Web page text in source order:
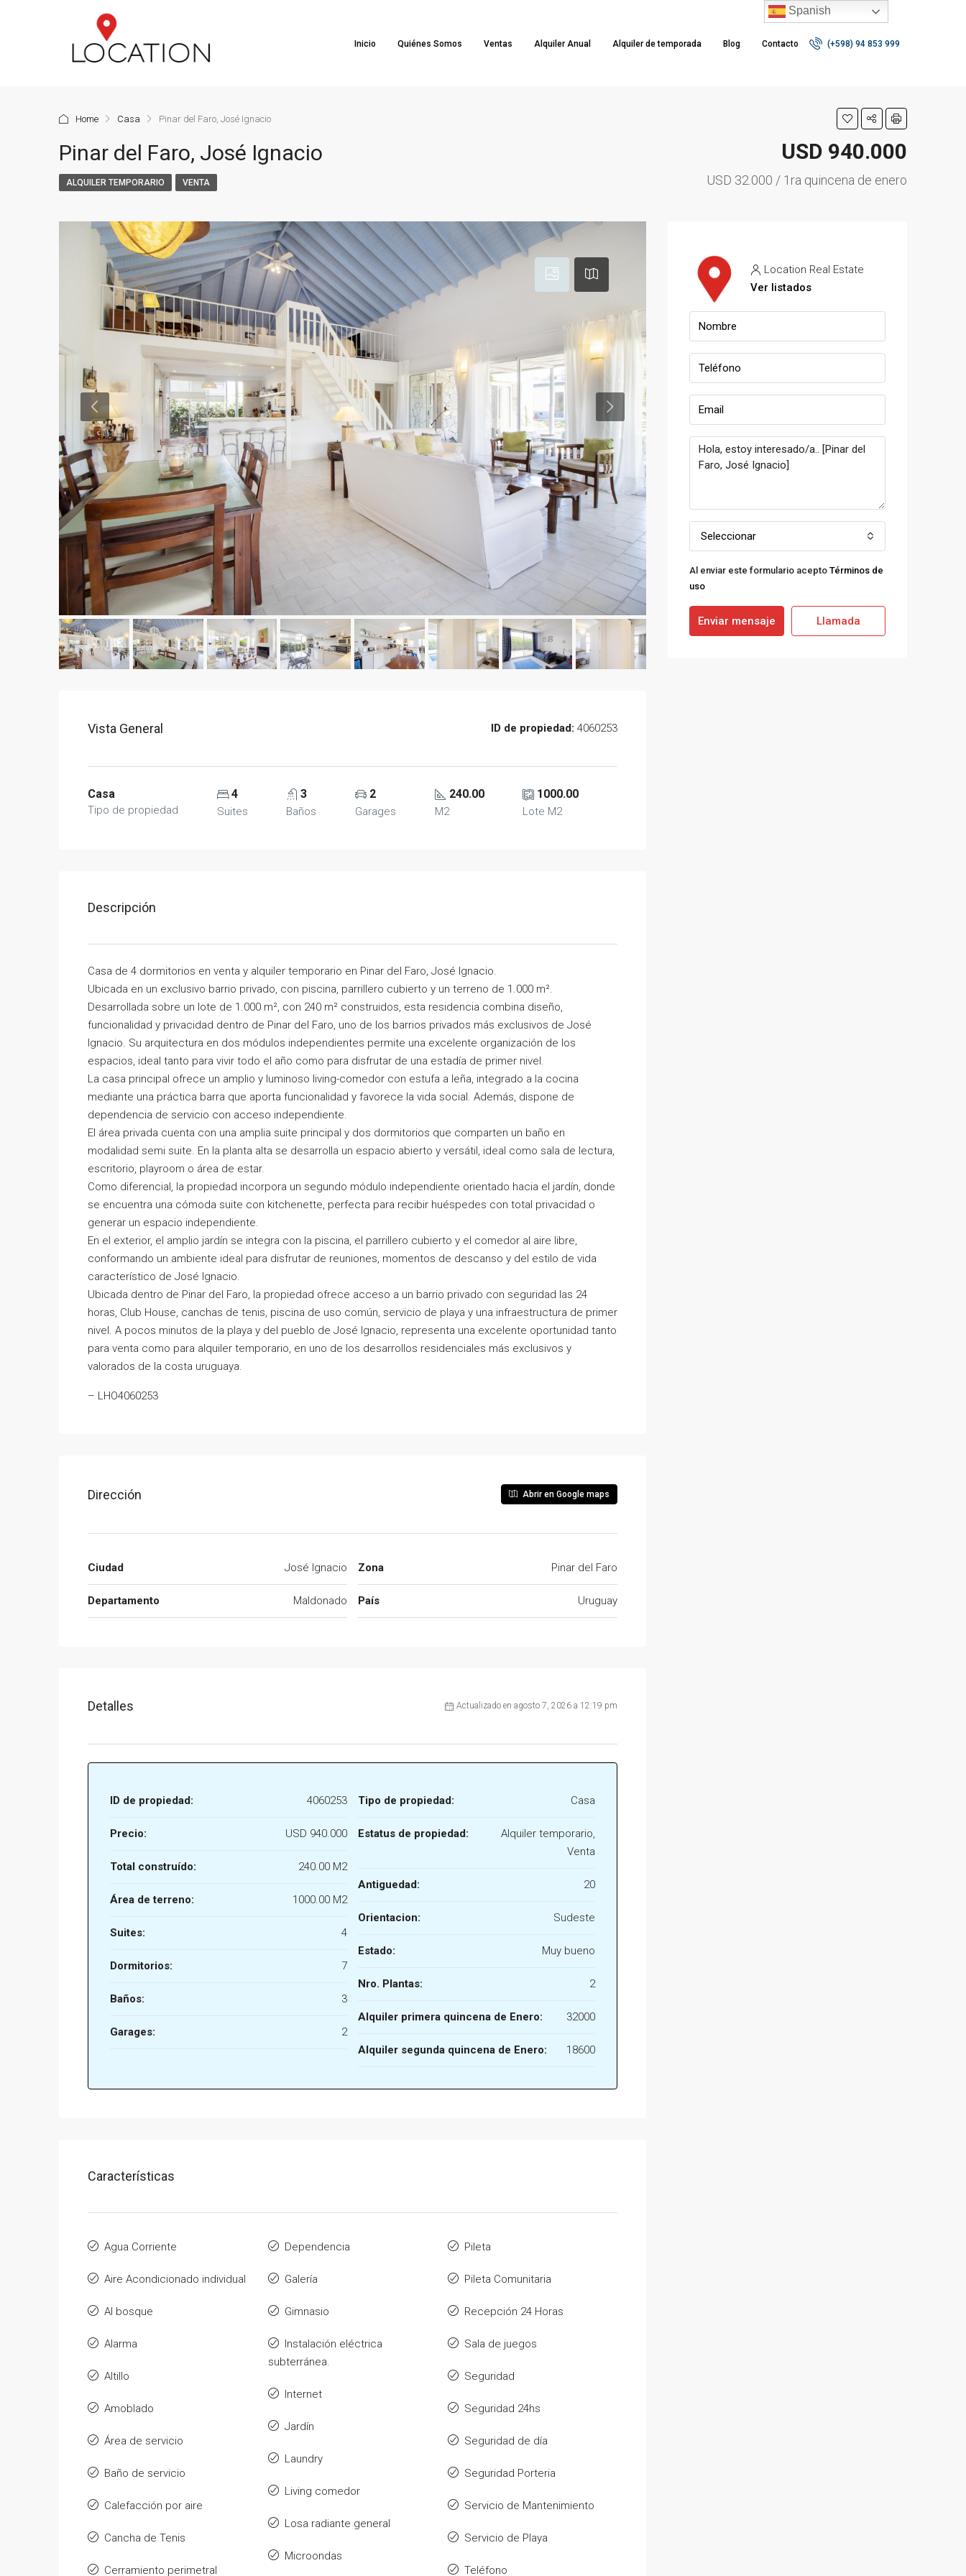
Inicio Quiénes Somos Ventas Alquiler Anual Alquiler de temporada Blog Contacto (+598) 94 853 999
Home Casa Pinar del Faro, José Ignacio
Pinar del Faro, José Ignacio USD 940.000
USD 32.000 / 1ra quincena de enero
ALQUILER TEMPORARIO VENTA
Vista General ID de propiedad: 4060253
Casa
Tipo de propiedad
4
Suites
3
Baños
2
Garages
240.00
M2
1000.00
Lote M2
Descripción
Casa de 4 dormitorios en venta y alquiler temporario en Pinar del Faro, José Ignacio.
Ubicada en un exclusivo barrio privado, con piscina, parrillero cubierto y un terreno de 1.000 m².
Desarrollada sobre un lote de 1.000 m², con 240 m² construidos, esta residencia combina diseño,
funcionalidad y privacidad dentro de Pinar del Faro, uno de los barrios privados más exclusivos de José
Ignacio. Su arquitectura en dos módulos independientes permite una excelente organización de los
espacios, ideal tanto para vivir todo el año como para disfrutar de una estadía de primer nivel.
La casa principal ofrece un amplio y luminoso living-comedor con estufa a leña, integrado a la cocina
mediante una práctica barra que aporta funcionalidad y favorece la vida social. Además, dispone de
dependencia de servicio con acceso independiente.
El área privada cuenta con una amplia suite principal y dos dormitorios que comparten un baño en
modalidad semi suite. En la planta alta se desarrolla un espacio abierto y versátil, ideal como sala de lectura,
escritorio, playroom o área de estar.
Como diferencial, la propiedad incorpora un segundo módulo independiente orientado hacia el jardín, donde
se encuentra una cómoda suite con kitchenette, perfecta para recibir huéspedes con total privacidad o
generar un espacio independiente.
En el exterior, el amplio jardín se integra con la piscina, el parrillero cubierto y el comedor al aire libre,
conformando un ambiente ideal para disfrutar de reuniones, momentos de descanso y del estilo de vida
característico de José Ignacio.
Ubicada dentro de Pinar del Faro, la propiedad ofrece acceso a un barrio privado con seguridad las 24
horas, Club House, canchas de tenis, piscina de uso común, servicio de playa y una infraestructura de primer
nivel. A pocos minutos de la playa y del pueblo de José Ignacio, representa una excelente oportunidad tanto
para venta como para alquiler temporario, en uno de los desarrollos residenciales más exclusivos y
valorados de la costa uruguaya.
– LHO4060253
Dirección Abrir en Google maps
Ciudad José Ignacio
Departamento Maldonado
Zona Pinar del Faro
País Uruguay
Detalles Actualizado en agosto 7, 2026 a 12:19 pm
ID de propiedad: 4060253
Precio: USD 940.000
Total construído: 240.00 M2
Área de terreno: 1000.00 M2
Suites: 4
Dormitorios: 7
Baños: 3
Garages: 2
Tipo de propiedad: Casa
Estatus de propiedad:
Alquiler temporario,
Venta
Antiguedad: 20
Orientacion: Sudeste
Estado: Muy bueno
Nro. Plantas: 2
Alquiler primera quincena de Enero: 32000
Alquiler segunda quincena de Enero: 18600
Características
Agua Corriente
Aire Acondicionado individual
Al bosque
Alarma
Altillo
Amoblado
Área de servicio
Baño de servicio
Calefacción por aire
Cancha de Tenis
Cerramiento perimetral
Dependencia
Galería
Gimnasio
Instalación eléctrica
subterránea.
Internet
Jardín
Laundry
Living comedor
Losa radiante general
Microondas
Pileta
Pileta Comunitaria
Recepción 24 Horas
Sala de juegos
Seguridad
Seguridad 24hs
Seguridad de día
Seguridad Porteria
Servicio de Mantenimiento
Servicio de Playa
Teléfono
Location Real Estate
Ver listados
Seleccionar
Al enviar este formulario acepto Términos de
uso
Enviar mensaje Llamada
Spanish